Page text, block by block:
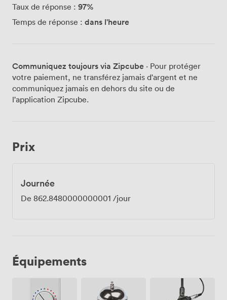
Taux de réponse : 97%
Temps de réponse : dans l'heure
Communiquez toujours via Zipcube · Pour protéger
votre paiement, ne transférez jamais d'argent et ne
communiquez jamais en dehors du site ou de
l'application Zipcube.
Prix
Journée
De 862.8480000000001 /jour
Équipements